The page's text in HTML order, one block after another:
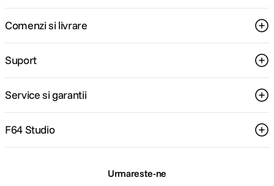
Comenzi si livrare
Suport
Service si garantii
F64 Studio
Urmareste-ne